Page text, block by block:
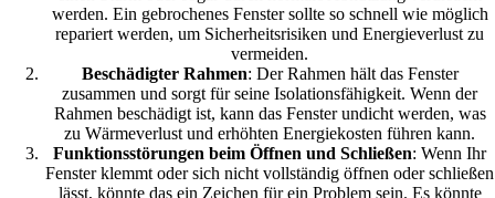
werden. Ein gebrochenes Fenster sollte so schnell wie möglich
repariert werden, um Sicherheitsrisiken und Energieverlust zu
vermeiden.
Beschädigter Rahmen: Der Rahmen hält das Fenster
zusammen und sorgt für seine Isolationsfähigkeit. Wenn der
Rahmen beschädigt ist, kann das Fenster undicht werden, was
zu Wärmeverlust und erhöhten Energiekosten führen kann.
Funktionsstörungen beim Öffnen und Schließen: Wenn Ihr
Fenster klemmt oder sich nicht vollständig öffnen oder schließen
lässt, könnte das ein Zeichen für ein Problem sein. Es könnte